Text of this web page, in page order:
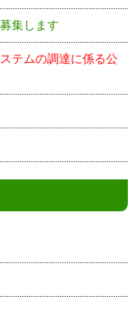
集します
テムの調達に係る公